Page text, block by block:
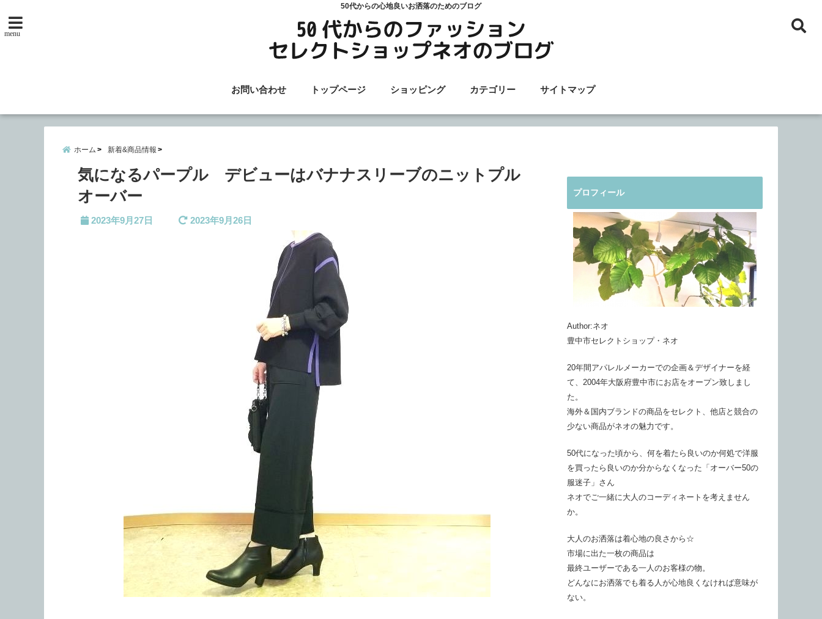
50代からの心地良いお洒落のためのブログ
menu
お問い合わせ トップページ ショッピング カテゴリー サイトマップ
ホーム 新着&商品情報
気になるパープル デビューはバナナスリーブのニットプル
オーバー
2023年9月27日 2023年9月26日
プロフィール
Author:ネオ
豊中市セレクトショップ・ネオ
20年間アパレルメーカーでの企画＆デザイナーを経
て、2004年大阪府豊中市にお店をオープン致しまし
た。
海外＆国内ブランドの商品をセレクト、他店と競合の
少ない商品がネオの魅力です。
50代になった頃から、何を着たら良いのか何処で洋服
を買ったら良いのか分からなくなった「オーバー50の
服迷子」さん
ネオでご一緒に大人のコーディネートを考えません
か。
大人のお洒落は着心地の良さから☆
市場に出た一枚の商品は
最終ユーザーである一人のお客様の物。
どんなにお洒落でも着る人が心地良くなければ意味が
ない。